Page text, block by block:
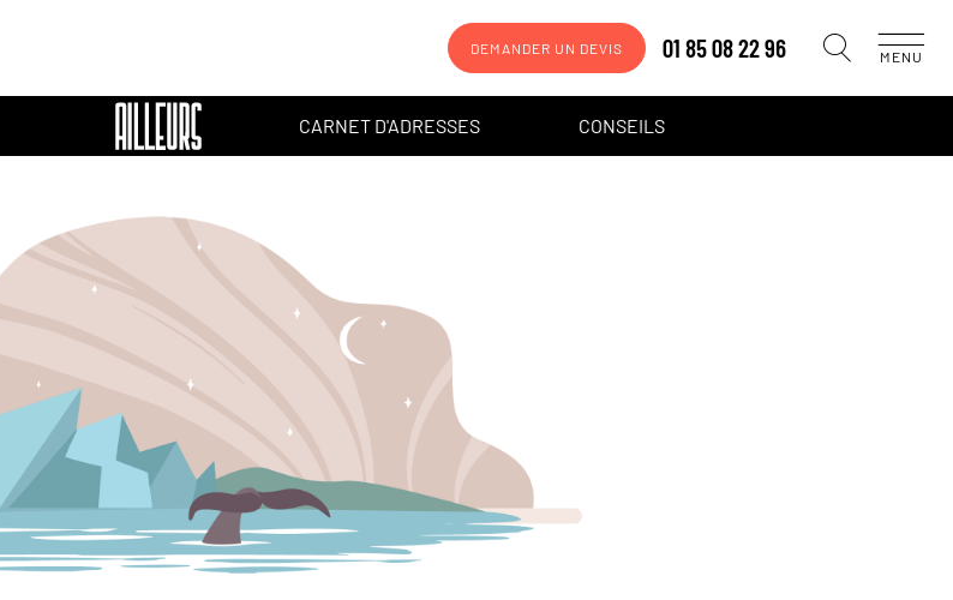
DEMANDER UN DEVIS 01 85 08 22 96 MENU
CARNET D'ADRESSES CONSEILS